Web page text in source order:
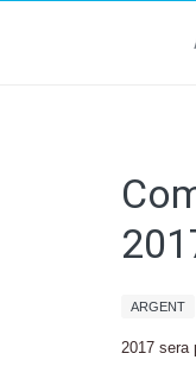
ARGENT
2017 sera